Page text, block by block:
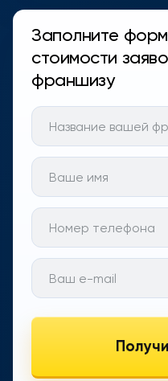
Заполните
стоимости
франшизу